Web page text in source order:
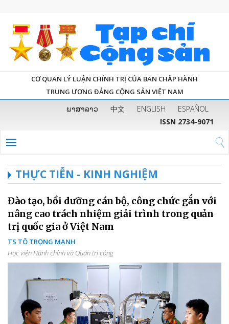
CƠ QUAN LÝ LUẬN CHÍNH TRỊ CỦA BAN CHẤP HÀNH
TRUNG ƯƠNG ĐẢNG CỘNG SẢN VIỆT NAM
ພາສາລາວ 中文 ENGLISH
ESPAÑOL
ISSN 2734-9071
THỰC TIỄN - KINH NGHIỆM
Đào tạo, bồi dưỡng cán bộ, công chức gắn với
nâng cao trách nhiệm giải trình trong quản
trị quốc gia ở Việt Nam
TS TÔ TRỌNG MẠNH
Học viện Hành chính và Quản trị công